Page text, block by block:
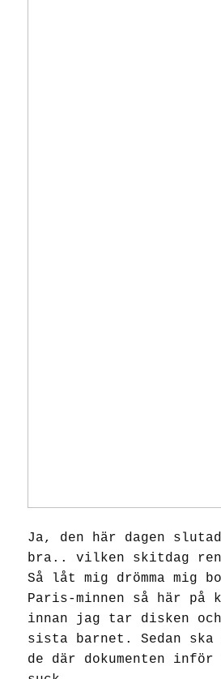
Ja, den här dagen
bra.. vilken skitdag
Så låt mig drömma mig
Paris-minnen så här på
innan jag tar disken
sista barnet. Sedan
de där dokumenten inför